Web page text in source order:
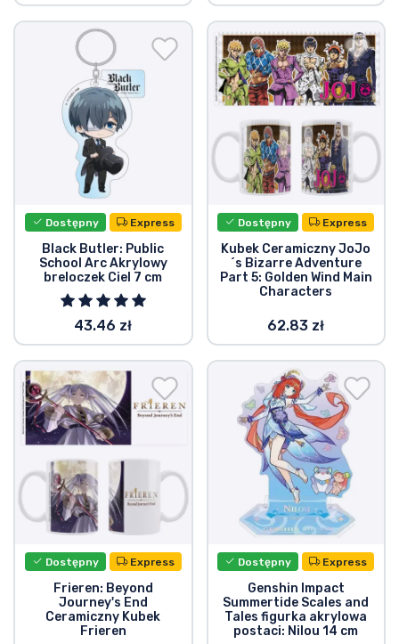
Dostępny Express
Black Butler: Public
School Arc Akrylowy
breloczek Ciel 7 cm
43.46 zł
Dostępny Express
Kubek Ceramiczny JoJo
´s Bizarre Adventure
Part 5: Golden Wind Main
Characters
62.83 zł
Dostępny Express
Frieren: Beyond
Journey's End
Ceramiczny Kubek
Frieren
Dostępny Express
Genshin Impact
Summertide Scales and
Tales figurka akrylowa
postaci: Nilou 14 cm